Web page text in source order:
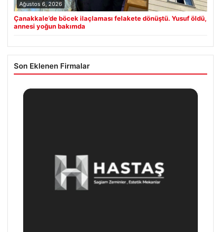
Ağustos 6, 2026
Çanakkale’de böcek ilaçlaması felakete dönüştü. Yusuf öldü,
annesi yoğun bakımda
Son Eklenen Firmalar